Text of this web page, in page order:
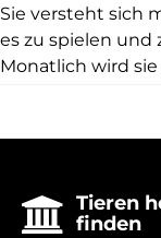
Sie versteht sich
es zu spielen und
Monatlich wird
 Tieren
finden